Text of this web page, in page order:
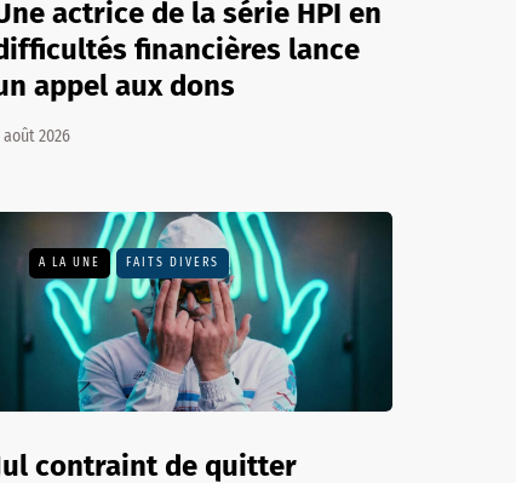
actrice de la série HPI en
financières lance
appel aux dons
août 2026
A LA UNE FAITS DIVERS
contraint de quitter